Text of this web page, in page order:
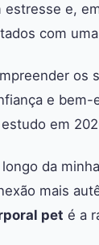
estresse e,
com
os
e bem-
em
longo da
mais
pet é a